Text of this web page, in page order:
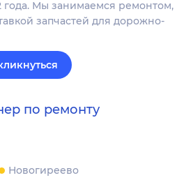
года. Мы занимаемся ремонтом,
запчастей для дорожно-
по ремонту
Новогиреево